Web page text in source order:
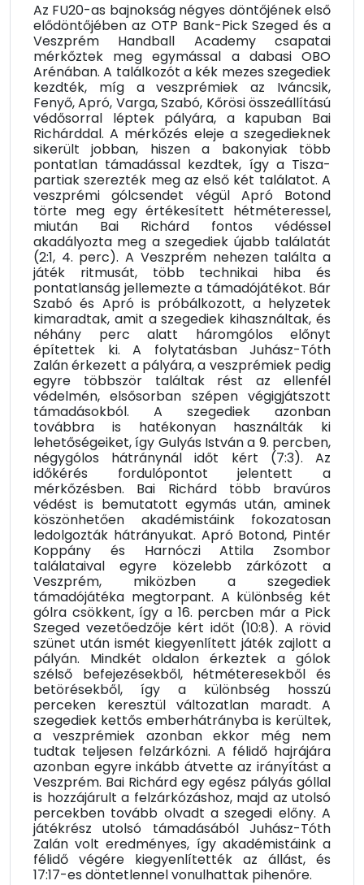
Az FU20-as bajnokság négyes döntőjének első
elődöntőjében az OTP Bank-Pick Szeged és a
Veszprém Handball Academy csapatai
mérkőztek meg egymással a dabasi OBO
Arénában. A találkozót a kék mezes szegediek
kezdték, míg a veszprémiek az Iváncsik,
Fenyő, Apró, Varga, Szabó, Kőrösi összeállítású
védősorral léptek pályára, a kapuban Bai
Richárddal. A mérkőzés eleje a szegedieknek
sikerült jobban, hiszen a bakonyiak több
pontatlan támadással kezdtek, így a Tisza-
partiak szerezték meg az első két találatot. A
veszprémi gólcsendet végül Apró Botond
törte meg egy értékesített hétméteressel,
miután Bai Richárd fontos védéssel
akadályozta meg a szegediek újabb találatát
(2:1, 4. perc). A Veszprém nehezen találta a
játék ritmusát, több technikai hiba és
pontatlanság jellemezte a támadójátékot. Bár
Szabó és Apró is próbálkozott, a helyzetek
kimaradtak, amit a szegediek kihasználtak, és
néhány perc alatt háromgólos előnyt
építettek ki. A folytatásban Juhász-Tóth
Zalán érkezett a pályára, a veszprémiek pedig
egyre többször találtak rést az ellenfél
védelmén, elsősorban szépen végigjátszott
támadásokból. A szegediek azonban
továbbra is hatékonyan használták ki
lehetőségeiket, így Gulyás István a 9. percben,
négygólos hátránynál időt kért (7:3). Az
időkérés fordulópontot jelentett a
mérkőzésben. Bai Richárd több bravúros
védést is bemutatott egymás után, aminek
köszönhetően akadémistáink fokozatosan
ledolgozták hátrányukat. Apró Botond, Pintér
Koppány és Harnóczi Attila Zsombor
találataival egyre közelebb zárkózott a
Veszprém, miközben a szegediek
támadójátéka megtorpant. A különbség két
gólra csökkent, így a 16. percben már a Pick
Szeged vezetőedzője kért időt (10:8). A rövid
szünet után ismét kiegyenlített játék zajlott a
pályán. Mindkét oldalon érkeztek a gólok
szélső befejezésekből, hétméteresekből és
betörésekből, így a különbség hosszú
perceken keresztül változatlan maradt. A
szegediek kettős emberhátrányba is kerültek,
a veszprémiek azonban ekkor még nem
tudtak teljesen felzárkózni. A félidő hajrájára
azonban egyre inkább átvette az irányítást a
Veszprém. Bai Richárd egy egész pályás góllal
is hozzájárult a felzárkózáshoz, majd az utolsó
percekben tovább olvadt a szegedi előny. A
játékrész utolsó támadásából Juhász-Tóth
Zalán volt eredményes, így akadémistáink a
félidő végére kiegyenlítették az állást, és
17:17-es döntetlennel vonulhattak pihenőre.